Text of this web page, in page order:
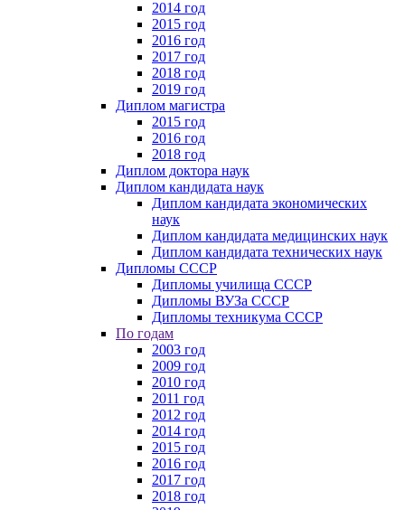
2014 год
2015 год
2016 год
2017 год
2018 год
2019 год
Диплом магистра
2015 год
2016 год
2018 год
Диплом доктора наук
Диплом кандидата наук
Диплом кандидата экономических
наук
Диплом кандидата медицинских наук
Диплом кандидата технических наук
Дипломы СССР
Дипломы училища СССР
Дипломы ВУЗа СССР
Дипломы техникума СССР
По годам
2003 год
2009 год
2010 год
2011 год
2012 год
2014 год
2015 год
2016 год
2017 год
2018 год